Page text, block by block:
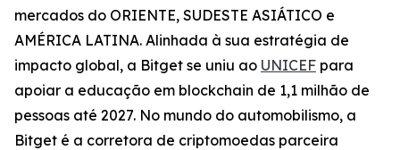
mercados do ORIENTE, SUDESTE ASIÁTICO e
AMÉRICA LATINA. Alinhada à sua estratégia de
impacto global, a Bitget se uniu ao UNICEF para
apoiar a educação em blockchain de 1,1 milhão de
pessoas até 2027. No mundo do automobilismo, a
Bitget é a corretora de criptomoedas parceira